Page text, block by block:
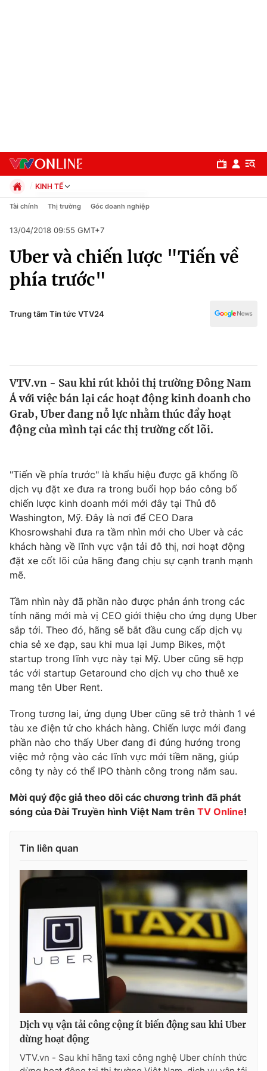
Chuyên mục
Chính trị
Thế giới
Tin tức
Câu chuyện quốc tế
Tài chính
Thị trường
Góc doanh nghiệp
Dữ liệu và đời sống
Truyền hình
Phim VTV
Hậu trường
Khán giả
Giải sao mai
Giải trí
Điện ảnh
Âm nhạc
Sao
Đời sống
Du lịch
Làm đẹp
Chất lượng cuộc sống
Giáo dục
Tuyển sinh
Học trực tuyến
Công nghệ
Hitech Công nghệ tương lai
Thị trường
Tư vấn
Giao lưu trực tuyến
Lịch phát sóng
Chuyên mục khác
VTV Money VTV Thể thao
VTV Sức khoẻ Bất động sản
Thị trường 24h Tấm lòng Việt
Vươn mình bằng AI
VTV9 VTV8
Liên hệ tòa soạn English
KINH TẾ
Chính trị
Pháp luật
Kinh tế
Thể thao
Truyền hình
Y tế
Tài chính Thị trường Góc doanh nghiệp
13/04/2018 09:55 GMT+7
Uber và chiến lược "Tiến về
phía trước"
Trung tâm Tin tức VTV24
VTV.vn - Sau khi rút khỏi thị trường Đông Nam
Á với việc bán lại các hoạt động kinh doanh cho
Grab, Uber đang nỗ lực nhằm thúc đẩy hoạt
động của mình tại các thị trường cốt lõi.
"Tiến về phía trước" là khẩu hiệu được gã khổng lồ
dịch vụ đặt xe đưa ra trong buổi họp báo công bố
chiến lược kinh doanh mới mới đây tại Thủ đô
Washington, Mỹ. Đây là nơi để CEO Dara
Khosrowshahi đưa ra tầm nhìn mới cho Uber và các
khách hàng về lĩnh vực vận tải đô thị, nơi hoạt động
đặt xe cốt lõi của hãng đang chịu sự cạnh tranh mạnh
mẽ.
Tầm nhìn này đã phần nào được phản ánh trong các
tính năng mới mà vị CEO giới thiệu cho ứng dụng Uber
sắp tới. Theo đó, hãng sẽ bắt đầu cung cấp dịch vụ
chia sẻ xe đạp, sau khi mua lại Jump Bikes, một
startup trong lĩnh vực này tại Mỹ. Uber cũng sẽ hợp
tác với startup Getaround cho dịch vụ cho thuê xe
mang tên Uber Rent.
Trong tương lai, ứng dụng Uber cũng sẽ trở thành 1 vé
tàu xe điện tử cho khách hàng. Chiến lược mới đang
phần nào cho thấy Uber đang đi đúng hướng trong
việc mở rộng vào các lĩnh vực mới tiềm năng, giúp
công ty này có thể IPO thành công trong năm sau.
Mời quý độc giả theo dõi các chương trình đã phát
sóng của Đài Truyền hình Việt Nam trên TV Online!
Tin liên quan
Dịch vụ vận tải công cộng ít biến động sau khi Uber
dừng hoạt động
VTV.vn - Sau khi hãng taxi công nghệ Uber chính thức